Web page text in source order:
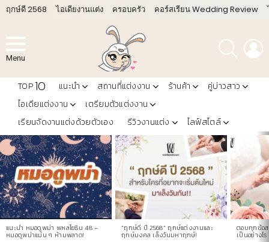
ฤกษ์ดี 2568 ไอเดียงานแต่ง ครอบครัว คอร์สเรียน Wedding Review
Menu
ค้นหา
TOP10 แนะนำ สถานที่แต่งงาน ร้านค้า
คู่บ่าวสาว
ไอเดียแต่งงาน
เตรียมตัวแต่งงาน
เรียนจัดงานแต่งด้วยตัวเอง
รีวิวงานแต่ง ไลฟ์สไตล์
LATEST
STORIES
แนะนำ หมอดูพม่า พหลโยธิน 48 –
หมอดูพม่าแม่น ๆ ห้ามพลาด!
“ฤกษ์ดี ปี 2568” ฤกษ์แต่งงานและ
ฤกษ์มงคล เล็งวันมหาฤกษ์!
ตอบทุกข้อส
เป็นอย่างไร